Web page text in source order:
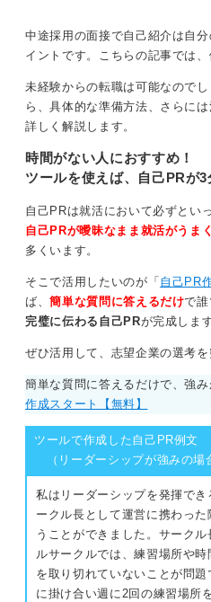
す。あなたの前向きな姿勢こ
大の即戦力かもしれません。
サポート体制を貢献意欲を
か」と聞くよりも、「1日も
を添えて「入社直後のステッ
これにより、主体性を示しな
を把握できます。
「できないこと」を隠さず、
最短で習得する覚悟を伝える
が評価されるはずです。
企業は完璧な人ではなく、努
を求めています。
0
中途採用の面接で自己紹介は自
イントです。こちらの記事では
未経験からの転職は可能なので
ら、具体的な準備方法、さらに
詳しく解説します。
時間がない人におすすめ！
ツールを使えば、自己PRが
自己PRは就活において必ずとい
自己PRが曖昧なまま就活がうま
多くいます。
そこで活用したいのが「 自己PR
ば、簡単な質問に答えるだけで誰
完璧に伝わる自己PRが完成します
ぜひ活用して、志望企業の選考を
簡単な質問に答えるだけで、強
作成スタート【無料】
ツールで作成した自己PR例文
（リーダーシップが強みの場
私はリーダーシップを発揮で
ークル長として運営に携わっ
うことができました。サーク
ルサークルでは、練習場所や
を取り切れていないことが問
に掛け合い週に2回の練習場所